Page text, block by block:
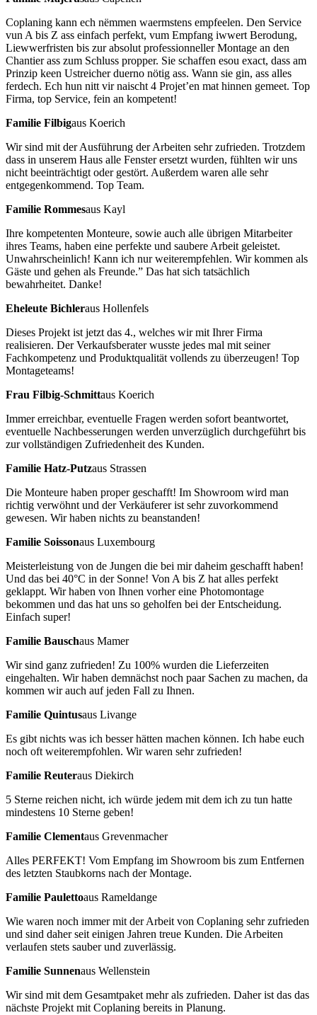
Coplaning kann ech nëmmen waermstens empfeelen. Den Service
vun A bis Z ass einfach perfekt, vum Empfang iwwert Berodung,
Liewwerfristen bis zur absolut professionneller Montage an den
Chantier ass zum Schluss propper. Sie schaffen esou exact, dass am
Prinzip keen Ustreicher duerno nötig ass. Wann sie gin, ass alles
ferdech. Ech hun nitt vir naischt 4 Projet’en mat hinnen gemeet. Top
Firma, top Service, fein an kompetent!
Familie Filbigaus Koerich
Wir sind mit der Ausführung der Arbeiten sehr zufrieden. Trotzdem
dass in unserem Haus alle Fenster ersetzt wurden, fühlten wir uns
nicht beeinträchtigt oder gestört. Außerdem waren alle sehr
entgegenkommend. Top Team.
Familie Rommesaus Kayl
Ihre kompetenten Monteure, sowie auch alle übrigen Mitarbeiter
ihres Teams, haben eine perfekte und saubere Arbeit geleistet.
Unwahrscheinlich! Kann ich nur weiterempfehlen. Wir kommen als
Gäste und gehen als Freunde.” Das hat sich tatsächlich
bewahrheitet. Danke!
Eheleute Bichleraus Hollenfels
Dieses Projekt ist jetzt das 4., welches wir mit Ihrer Firma
realisieren. Der Verkaufsberater wusste jedes mal mit seiner
Fachkompetenz und Produktqualität vollends zu überzeugen! Top
Montageteams!
Frau Filbig-Schmittaus Koerich
Immer erreichbar, eventuelle Fragen werden sofort beantwortet,
eventuelle Nachbesserungen werden unverzüglich durchgeführt bis
zur vollständigen Zufriedenheit des Kunden.
Familie Hatz-Putzaus Strassen
Die Monteure haben proper geschafft! Im Showroom wird man
richtig verwöhnt und der Verkäuferer ist sehr zuvorkommend
gewesen. Wir haben nichts zu beanstanden!
Familie Soissonaus Luxembourg
Meisterleistung von de Jungen die bei mir daheim geschafft haben!
Und das bei 40°C in der Sonne! Von A bis Z hat alles perfekt
geklappt. Wir haben von Ihnen vorher eine Photomontage
bekommen und das hat uns so geholfen bei der Entscheidung.
Einfach super!
Familie Bauschaus Mamer
Wir sind ganz zufrieden! Zu 100% wurden die Lieferzeiten
eingehalten. Wir haben demnächst noch paar Sachen zu machen, da
kommen wir auch auf jeden Fall zu Ihnen.
Familie Quintusaus Livange
Es gibt nichts was ich besser hätten machen können. Ich habe euch
noch oft weiterempfohlen. Wir waren sehr zufrieden!
Familie Reuteraus Diekirch
5 Sterne reichen nicht, ich würde jedem mit dem ich zu tun hatte
mindestens 10 Sterne geben!
Familie Clementaus Grevenmacher
Alles PERFEKT! Vom Empfang im Showroom bis zum Entfernen
des letzten Staubkorns nach der Montage.
Familie Paulettoaus Rameldange
Wie waren noch immer mit der Arbeit von Coplaning sehr zufrieden
und sind daher seit einigen Jahren treue Kunden. Die Arbeiten
verlaufen stets sauber und zuverlässig.
Familie Sunnenaus Wellenstein
Wir sind mit dem Gesamtpaket mehr als zufrieden. Daher ist das das
nächste Projekt mit Coplaning bereits in Planung.